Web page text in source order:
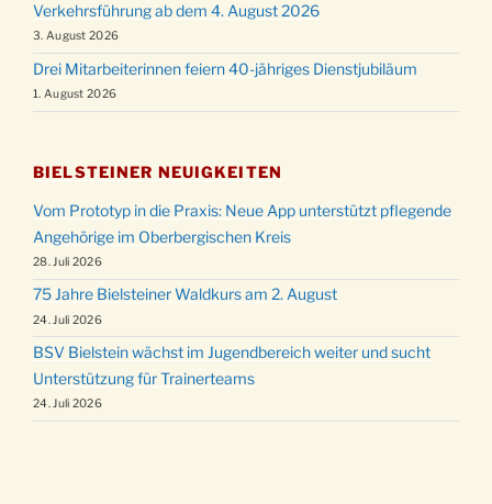
Verkehrsführung ab dem 4. August 2026
3. August 2026
Drei Mitarbeiterinnen feiern 40-jähriges Dienstjubiläum
1. August 2026
BIELSTEINER NEUIGKEITEN
Vom Prototyp in die Praxis: Neue App unterstützt pflegende
Angehörige im Oberbergischen Kreis
28. Juli 2026
75 Jahre Bielsteiner Waldkurs am 2. August
24. Juli 2026
BSV Bielstein wächst im Jugendbereich weiter und sucht
Unterstützung für Trainerteams
24. Juli 2026